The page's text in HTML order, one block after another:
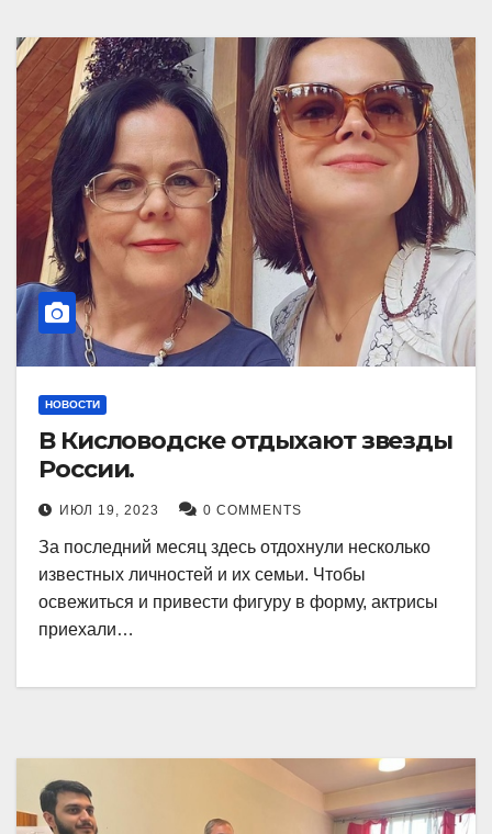
НОВОСТИ
В Кисловодске отдыхают звезды
России.
ИЮЛ 19, 2023 0 COMMENTS
За последний месяц здесь отдохнули несколько
известных личностей и их семьи. Чтобы
освежиться и привести фигуру в форму, актрисы
приехали…